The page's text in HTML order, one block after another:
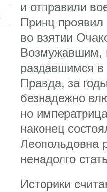
и отправили
Принц
во взятии
Возмужавшим,
раздавшимся в
Правда, за
безнадежно
но
наконец
Леопольдовна
ненадолго
Историки